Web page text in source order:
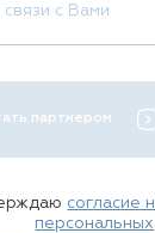
партнером
согласие
персональных